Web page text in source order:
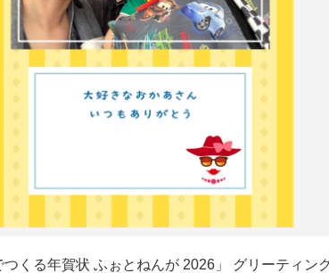
つくる年賀状 ふぉとねんが 2026」 グリーティン